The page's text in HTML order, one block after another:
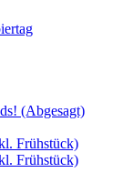
(Abgesagt)
Frühstück)
Frühstück)